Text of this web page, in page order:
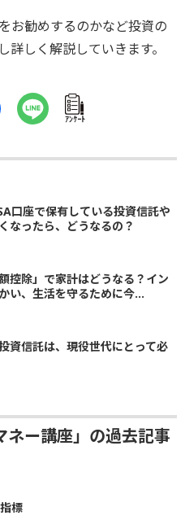
お勧めするのかなど投資の
しく解説していきます。
ｱﾝｹｰﾄ
口座で保有している投資信託や
なったら、どうなるの？
控除」で家計はどうなる？イン
い、生活を守るために今...
資信託は、現役世代にとって必
ネー講座」の過去記事
標